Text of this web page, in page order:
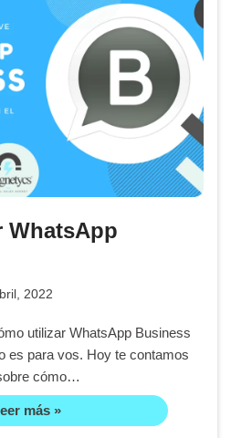
WhatsApp
2022
utilizar WhatsApp Business
es para vos. Hoy te contamos
cómo…
más »